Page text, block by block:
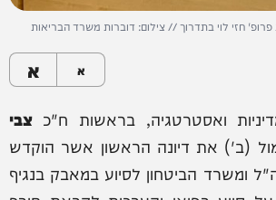
חזי לוי בתדרוך // צילום: דוברות משרד הבריאות
א א
ואסטרטגיה, בראשות ח"כ צבי
(ב') את דיונה הראשון אשר הוקדש
ומשרד הביטחון לסיוע במאבק בנגיף